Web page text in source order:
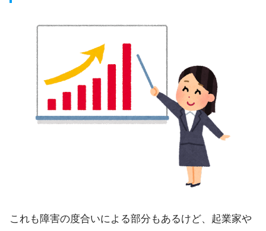
これも障害の度合いによる部分もあるけど、起業家や